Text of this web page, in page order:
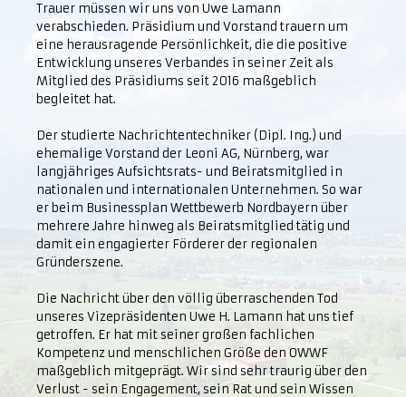
Trauer müssen wir uns von Uwe Lamann
verabschieden. Präsidium und Vorstand trau­ern um
eine herausragende Persönlichkeit, die die positive
Entwicklung unseres Verbandes in seiner Zeit als
Mitglied des Präsidiums seit 2016 maßgeblich
begleitet hat.
Der studierte Nachrichtentechniker (Dipl. Ing.) und
ehemalige Vorstand der Leoni AG, Nürnberg, war
langjähriges Aufsichtsrats- und Beiratsmitglied in
nationalen und internationalen Unternehmen. So war
er beim Businessplan Wettbewerb Nordbayern über
mehrere Jahre hinweg als Bei­ratsmitglied tätig und
damit ein engagierter Förderer der regionalen
Gründerszene.
Die Nachricht über den völlig überraschenden Tod
unseres Vizepräsidenten Uwe H. Lamann hat uns tief
getroffen. Er hat mit seiner großen fachlichen
Kompetenz und menschlichen Größe den OWWF
maßgeblich mitgeprägt. Wir sind sehr traurig über den
Verlust - sein Engagement, sein Rat und sein Wissen